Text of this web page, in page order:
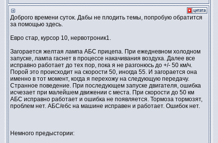
Доброго времени суток. Дабы не плодить темы, попробую обратится
за помощью здесь.
Евро стар, курсор 10, нервотроник1.
Загорается желтая лампа АБС прицепа. При ежедневном холодном
запуске, лампа гаснет в процессе накачивания воздуха. Далее все
исправно работает до тех пор, пока я не разгонюсь до +/- 50 км/ч.
Порой это происходит на скорости 50, иногда 55. И загорается она
именно в тот момент, когда я перехожу на следующую передачу.
Странное поведение. При последующем запуске двигателя, ошибка
исчезает при малейшем движении с места. При скорости до 50 км
АБС исправно работает и ошибка не появляется. Тормоза тормозят,
проблем нет. АБС/ебс на машине исправен и работает. Ошибок нет.
Немного предыстории: